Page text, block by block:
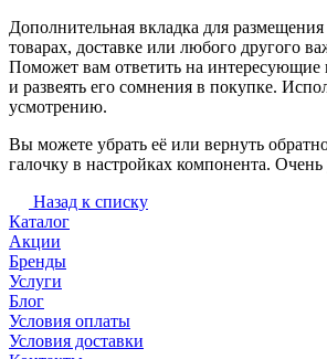
Дополнительная вкладка для
товарах, доставке или любого другого
Поможет вам ответить на интересующие
и развеять его сомнения в покупке.
усмотрению.
Вы можете убрать её или вернуть
галочку в настройках компонента. Очень
Назад к списку
Каталог
Акции
Бренды
Услуги
Блог
Условия оплаты
Условия доставки